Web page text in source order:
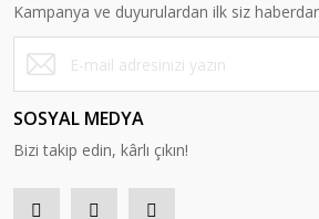
Kampanya ve duyurulardan ilk siz
SOSYAL MEDYA
Bizi takip edin, kârlı çıkın!